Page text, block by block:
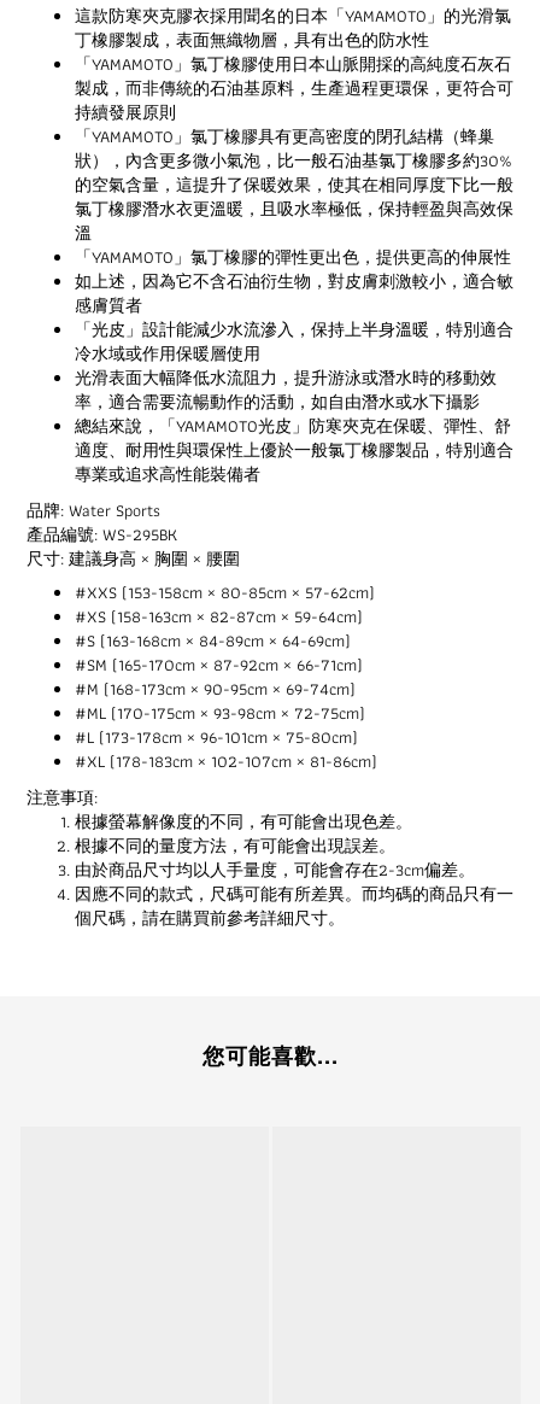
這款防寒夾克膠衣採用聞名的日本「YAMAMOTO」的光滑氯
丁橡膠製成，表面無織物層，具有出色的防水性
「YAMAMOTO」氯丁橡膠使用日本山脈開採的高純度石灰石
製成，而非傳統的石油基原料，生產過程更環保，更符合可
持續發展原則
「YAMAMOTO」氯丁橡膠具有更高密度的閉孔結構（蜂巢
狀），內含更多微小氣泡，比一般石油基氯丁橡膠多約30%
的空氣含量，這提升了保暖效果，使其在相同厚度下比一般
氯丁橡膠潛水衣更溫暖，且吸水率極低，保持輕盈與高效保
溫
「YAMAMOTO」氯丁橡膠的彈性更出色，提供更高的伸展性
如上述，因為它不含石油衍生物，對皮膚刺激較小，適合敏
感膚質者
「光皮」設計能減少水流滲入，保持上半身溫暖，特別適合
冷水域或作用保暖層使用
光滑表面大幅降低水流阻力，提升游泳或潛水時的移動效
率，適合需要流暢動作的活動，如自由潛水或水下攝影
總結來說，「YAMAMOTO光皮」防寒夾克在保暖、彈性、舒
適度、耐用性與環保性上優於一般氯丁橡膠製品，特別適合
專業或追求高性能裝備者
品牌: Water Sports
產品編號: WS-295BK
尺寸: 建議身高 × 胸圍 × 腰圍
#XXS (153-158cm × 80-85cm × 57-62cm)
#XS (158-163cm × 82-87cm × 59-64cm)
#S (163-168cm × 84-89cm × 64-69cm)
#SM (165-170cm × 87-92cm × 66-71cm)
#M (168-173cm × 90-95cm × 69-74cm)
#ML (170-175cm × 93-98cm × 72-75cm)
#L (173-178cm × 96-101cm × 75-80cm)
#XL (178-183cm × 102-107cm × 81-86cm)
注意事項:
根據螢幕解像度的不同，有可能會出現色差。
根據不同的量度方法，有可能會出現誤差。
由於商品尺寸均以人手量度，可能會存在2-3cm偏差。
因應不同的款式，尺碼可能有所差異。而均碼的商品只有一
個尺碼，請在購買前參考詳細尺寸。
您可能喜歡...